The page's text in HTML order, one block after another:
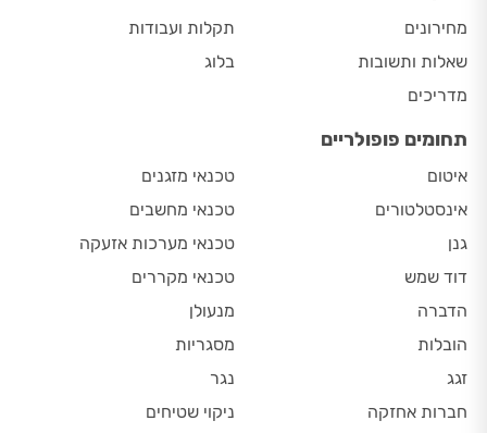
מחירונים
שאלות ותשובות
מדריכים
תקלות ועבודות
בלוג
תחומים פופולריים
איטום
אינסטלטורים
גנן
דוד שמש
הדברה
הובלות
זגג
חברות אחזקה
טכנאי מזגנים
טכנאי מחשבים
טכנאי מערכות אזעקה
טכנאי מקררים
מנעולן
מסגריות
נגר
ניקוי שטיחים